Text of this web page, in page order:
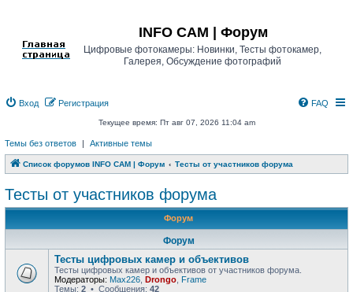
INFO CAM | Форум
Цифровые фотокамеры: Новинки, Тесты фотокамер,
Галерея, Обсуждение фотографий
Вход Регистрация FAQ
Текущее время: Пт авг 07, 2026 11:04 am
Темы без ответов | Активные темы
Список форумов INFO CAM | Форум Тесты от участников форума
Тесты от участников форума
Форум
Форум
Тесты цифровых камер и объективов
Тесты цифровых камер и объективов от участников форума.
Модераторы: Max226 Drongo Frame
Темы: 2 • Сообщения: 42